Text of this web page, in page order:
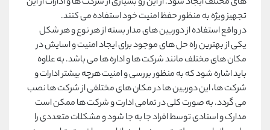
تجهیز ویژه به منظور حفظ امنیت خود استفاده می کنند.
در واقع استفاده از دوربین های مدار بسته از هر نوع و هر شکل
یکی از بهترین راه حل های موجود برای ایجاد امنیت و اسایش در
مکان های مختلف مانند شرکت ها و اداره ها می باشد. به علاوه
باید اشاره شود که به منظور بررسی و امنیت هرچه بیشتر ادارات و
شرکت ها، این دوربین ها در مکان های مختلفی از شرکت ها نصب
می گردد. به صورت کلی در تمامی ادارت و شرکت ها ممکن است
مدارک و اسنادی توسط افراد جا به جا شود و مشکلات متعددی را